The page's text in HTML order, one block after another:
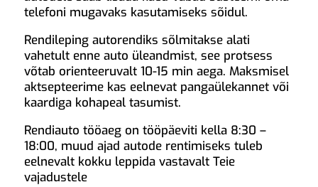
telefoni mugavaks kasutamiseks sõidul.
Rendileping autorendiks sõlmitakse alati
vahetult enne auto üleandmist, see protsess
võtab orienteeruvalt 10-15 min aega. Maksmisel
aktsepteerime kas eelnevat pangaülekannet või
kaardiga kohapeal tasumist.
Rendiauto tööaeg on tööpäeviti kella 8:30 –
18:00, muud ajad autode rentimiseks tuleb
eelnevalt kokku leppida vastavalt Teie
vajadustele